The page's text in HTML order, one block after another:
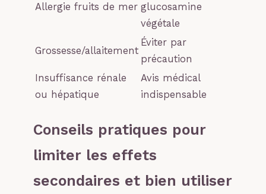
Allergie fruits de mer glucosamine
végétale
Grossesse/allaitement
Éviter par
précaution
Insuffisance rénale
ou hépatique
Avis médical
indispensable
Conseils pratiques pour
limiter les effets
secondaires et bien utiliser